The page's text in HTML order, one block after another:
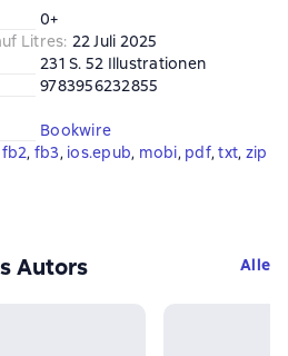
0+
Litres: 22 Juli 2025
231 S. 52 Illustrationen
9783956232855
Bookwire
fb2, fb3, ios.epub, mobi, pdf, txt, zip
Autors Alle